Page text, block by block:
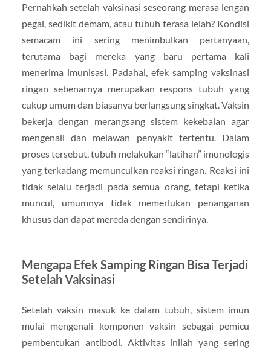
Pernahkah setelah vaksinasi seseorang merasa lengan
pegal, sedikit demam, atau tubuh terasa lelah? Kondisi
semacam ini sering menimbulkan pertanyaan,
terutama bagi mereka yang baru pertama kali
menerima imunisasi. Padahal, efek samping vaksinasi
ringan sebenarnya merupakan respons tubuh yang
cukup umum dan biasanya berlangsung singkat. Vaksin
bekerja dengan merangsang sistem kekebalan agar
mengenali dan melawan penyakit tertentu. Dalam
proses tersebut, tubuh melakukan “latihan” imunologis
yang terkadang memunculkan reaksi ringan. Reaksi ini
tidak selalu terjadi pada semua orang, tetapi ketika
muncul, umumnya tidak memerlukan penanganan
khusus dan dapat mereda dengan sendirinya.
Mengapa Efek Samping Ringan Bisa Terjadi
Setelah Vaksinasi
Setelah vaksin masuk ke dalam tubuh, sistem imun
mulai mengenali komponen vaksin sebagai pemicu
pembentukan antibodi. Aktivitas inilah yang sering